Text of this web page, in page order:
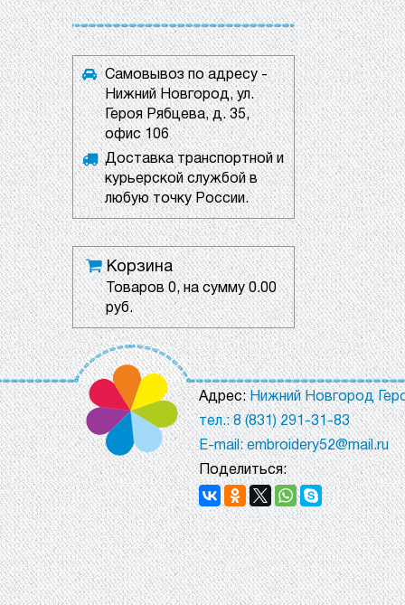
Самовывоз по адресу -
Нижний Новгород, ул.
Героя Рябцева, д. 35,
офис 106
Доставка транспортной и
курьерской службой в
любую точку России.
Корзина
Товаров0, на сумму0.00
руб.
Адрес:Нижний Новгород
тел.: 8 (831) 291-31-83
E-mail: embroidery52@mail.ru
Поделиться: